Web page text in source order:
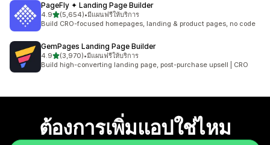
PageFly ✦ Landing Page Builder
4.9เต็ม 5 ดาว
(5,654)
ทั้งหมด 5654 รีวิว
•มีแผนฟรีให้บริการ
Build CRO-focused homepages, landing & product pages, no code
GemPages Landing Page Builder
4.9เต็ม 5 ดาว
(3,970)
ทั้งหมด 3970 รีวิว
•มีแผนฟรีให้บริการ
Build high-converting landing page, post-purchase upsell | CRO
ต้องการเพิ่มแอปใช่ไหม